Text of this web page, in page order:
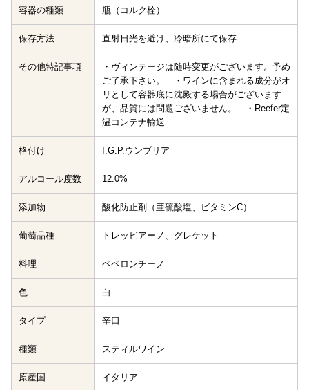
容器の種類 瓶（コルク栓）
保存方法 直射日光を避け、冷暗所にて保存
その他特記事項
・ヴィンテージは随時変更がございます。予め
ご了承下さい。 ・ワインに含まれる成分がオ
リとして容器底に沈殿する場合がございます
が、品質には問題ございません。 ・Reefer定
温コンテナ輸送
格付け I.G.P.ウンブリア
アルコール度数 12.0%
添加物 酸化防止剤（亜硫酸塩、ビタミンC）
葡萄品種 トレッビアーノ、グレケット
料理 ペペロンチーノ
色 白
タイプ 辛口
種類 スティルワイン
原産国 イタリア